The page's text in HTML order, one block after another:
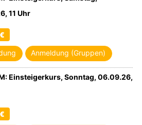
11 Uhr
Anmeldung (Gruppen)
Einsteigerkurs, Sonntag, 06.09.26,